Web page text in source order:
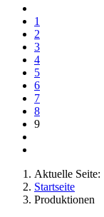
1
2
3
4
5
6
7
8
9
Aktuelle Seite:
Startseite
Produktionen